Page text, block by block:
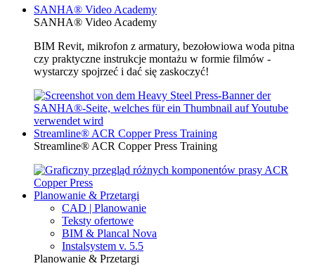
SANHA® Video Academy
SANHA® Video Academy
BIM Revit, mikrofon z armatury, bezołowiowa woda pitna
czy praktyczne instrukcje montażu w formie filmów -
wystarczy spojrzeć i dać się zaskoczyć!
Streamline® ACR Copper Press Training
Streamline® ACR Copper Press Training
Planowanie & Przetargi
CAD | Planowanie
Teksty ofertowe
BIM & Plancal Nova
Instalsystem v. 5.5
Planowanie & Przetargi